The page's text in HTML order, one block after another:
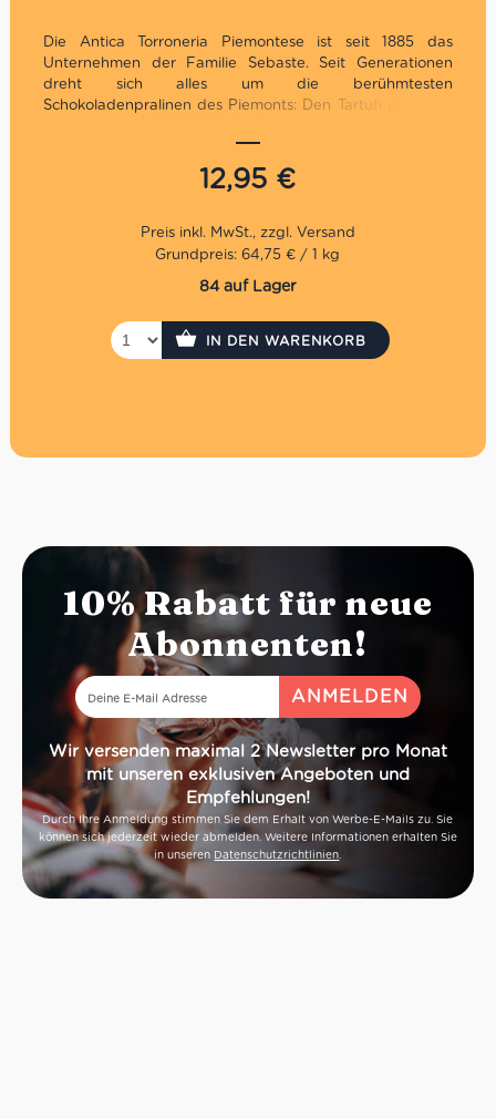
Die Antica Torroneria Piemontese ist seit 1885 das
Unternehmen der Familie Sebaste. Seit Generationen
dreht sich alles um die berühmtesten
Schokoladenpralinen des Piemonts: Den Tartufi dolci. Die
Haselnuss. Um die Qualität sicherzustellen, hat die Familie
Sebaste zusammen mit den über 30 Haselnussbauern
eine eigene Normierung vereinbart. Erst kurz vor der
Röstmeister Massimo in kleinen Portionen geröstet. Die
Tartufi dolci enthalten bis zu 42% der wertvollen
Zartbitterschokolade haben einen Kakaoanteil von 52%
12,95 €
Grundpreis: 64,75 € / 1 kg
84 auf Lager
IN DEN WARENKORB
10% Rabatt für neue
Abonnenten!
Wir versenden maximal 2 Newsletter pro Monat
mit unseren exklusiven Angeboten und
Empfehlungen!
Durch Ihre Anmeldung stimmen Sie dem Erhalt von Werbe-E-Mails zu. Sie
können sich jederzeit wieder abmelden. Weitere Informationen erhalten Sie
in unseren Datenschutzrichtlinien